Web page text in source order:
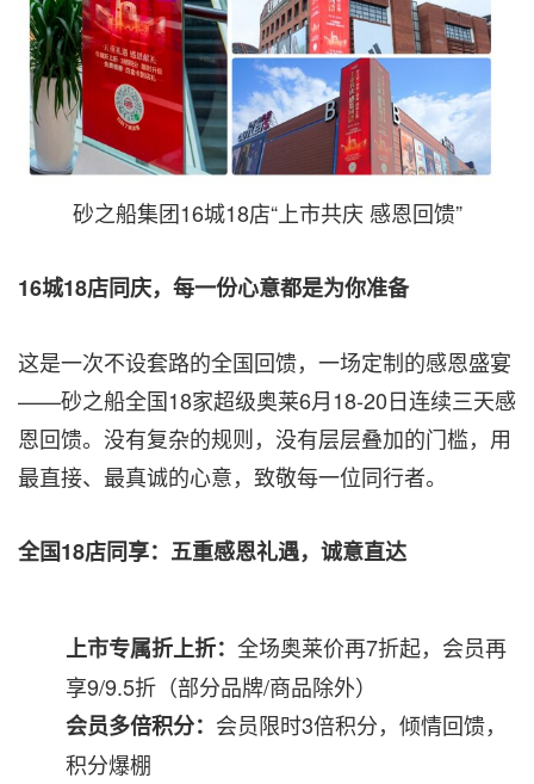
砂之船集团16城18店“上市共庆 感恩回馈”
16城18店同庆，每一份心意都是为你准备
这是一次不设套路的全国回馈，一场定制的感恩盛宴
——砂之船全国18家超级奥莱6月18-20日连续三天感
恩回馈。没有复杂的规则，没有层层叠加的门槛，用
最直接、最真诚的心意，致敬每一位同行者。
全国18店同享：五重感恩礼遇，诚意直达
上市专属折上折： 全场奥莱价再7折起，会员再
享9/9.5折（部分品牌/商品除外）
会员多倍积分： 会员限时3倍积分，倾情回馈，
积分爆棚